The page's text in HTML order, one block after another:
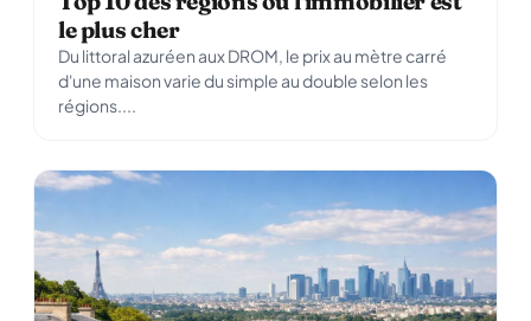
le plus cher
Du littoral azuréen aux DROM, le prix au mètre carré
d'une maison varie du simple au double selon les
régions....